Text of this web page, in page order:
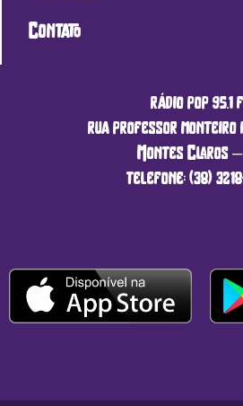
Contato
rádio pop 95.1
rua professor monteiro
Montes Claros –
telefone: (38)